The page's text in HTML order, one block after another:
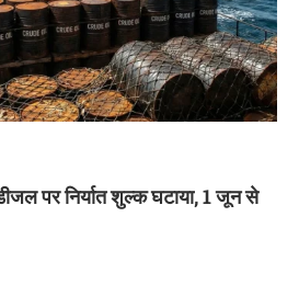
पर निर्यात शुल्क घटाया, 1 जून से